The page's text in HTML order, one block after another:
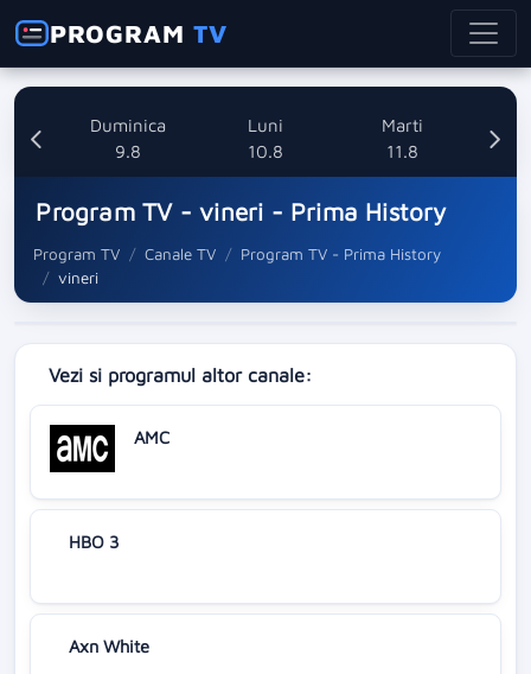
PROGRAMTV
Duminica
9.8
Luni
10.8
Marti
11.8
Program TV - vineri - Prima History
Program TV Canale TV
Program TV - Prima History
vineri
Vezi si programul altor canale:
AMC
HBO 3
Axn White